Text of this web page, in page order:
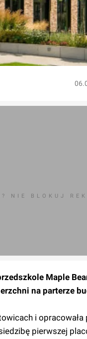
BLOKUJ
Maple
na parterze
i opracowała
pierwszej